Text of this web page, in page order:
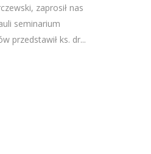
zaprosił nas
seminarium
przedstawił ks. dr...